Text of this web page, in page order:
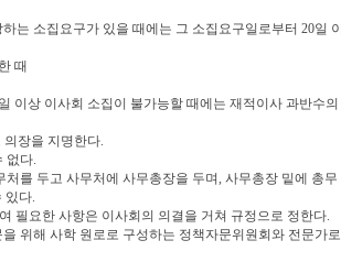
하는 소집요구가 있을 때에는 그 소집요구일로부터 20일 이
때
일 이상 이사회 소집이 불가능할 때에는 재적이사 과반수의
의장을 지명한다.
없다.
를 두고 사무처에 사무총장을 두며, 사무총장 밑에 총무
있다.
필요한 사항은 이사회의 의결을 거쳐 규정으로 정한다.
위해 사학 원로로 구성하는 정책자문위원회와 전문가로